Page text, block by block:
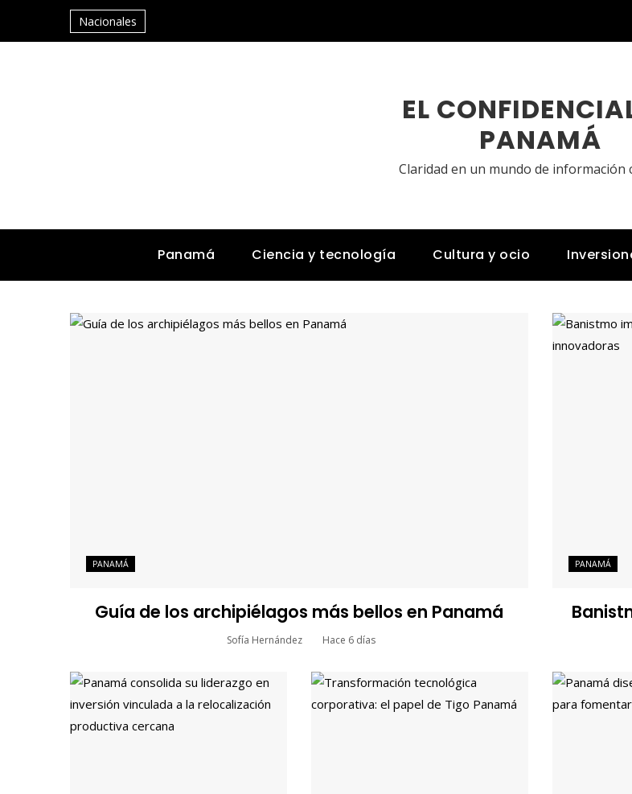
Nacionales
EL
PANAMÁ
Claridad en un mundo de información
Panamá Ciencia y tecnología Cultura y ocio
PANAMÁ
Guía de los archipiélagos más bellos en Panamá
Sofía Hernández Hace 6 días
PANAMÁ